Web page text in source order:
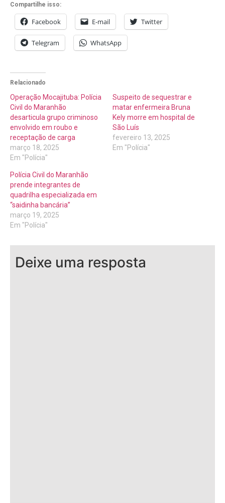
Compartilhe isso:
Facebook E-mail Twitter
Telegram WhatsApp
Relacionado
Operação Mocajituba: Polícia
Civil do Maranhão
desarticula grupo criminoso
envolvido em roubo e
receptação de carga
março 18, 2025
Em "Polícia"
Suspeito de sequestrar e
matar enfermeira Bruna
Kely morre em hospital de
São Luís
fevereiro 13, 2025
Em "Polícia"
Polícia Civil do Maranhão
prende integrantes de
quadrilha especializada em
“saidinha bancária”
março 19, 2025
Em "Polícia"
Deixe uma resposta